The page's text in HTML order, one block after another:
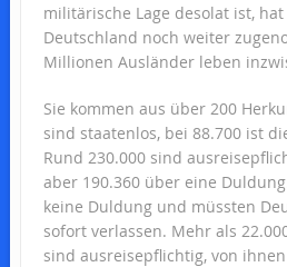
militärische Lage desolat ist,
Deutschland noch weiter
Millionen Ausländer leben
Sie kommen aus über 200
sind staatenlos, bei 88.700 ist
Rund 230.000 sind
aber 190.360 über eine
keine Duldung und müssten
sofort verlassen. Mehr als
sind ausreisepflichtig, von